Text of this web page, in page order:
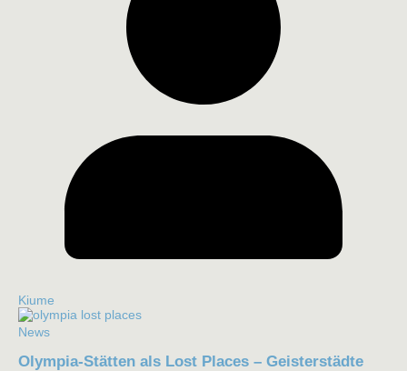
Kiume
News
Olympia-Stätten als Lost Places – Geisterstädte